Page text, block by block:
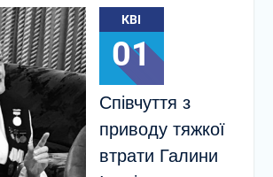
КВІ
01
Співчуття з
приводу тяжкої
втрати Галини